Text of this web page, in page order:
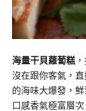
海量干貝蘿蔔糕
沒在跟你客氣，
的海味大爆發，
口感香氣極富層次